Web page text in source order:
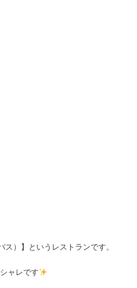
）】というレストランです。
ャレです